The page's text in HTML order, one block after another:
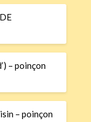
– poinçon
– poinçon